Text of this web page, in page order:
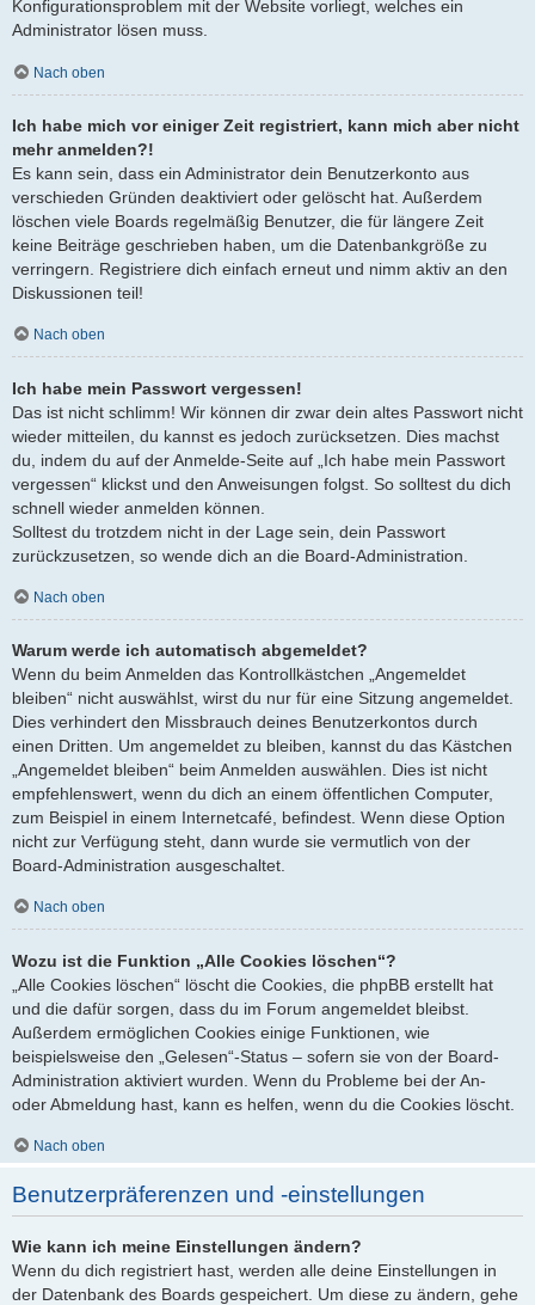
Konfigurationsproblem mit der Website vorliegt, welches ein
Administrator lösen muss.
Nach oben
Ich habe mich vor einiger Zeit registriert, kann mich aber nicht
mehr anmelden?!
Es kann sein, dass ein Administrator dein Benutzerkonto aus
verschieden Gründen deaktiviert oder gelöscht hat. Außerdem
löschen viele Boards regelmäßig Benutzer, die für längere Zeit
keine Beiträge geschrieben haben, um die Datenbankgröße zu
verringern. Registriere dich einfach erneut und nimm aktiv an den
Diskussionen teil!
Nach oben
Ich habe mein Passwort vergessen!
Das ist nicht schlimm! Wir können dir zwar dein altes Passwort nicht
wieder mitteilen, du kannst es jedoch zurücksetzen. Dies machst
du, indem du auf der Anmelde-Seite auf „Ich habe mein Passwort
vergessen“ klickst und den Anweisungen folgst. So solltest du dich
schnell wieder anmelden können.
Solltest du trotzdem nicht in der Lage sein, dein Passwort
zurückzusetzen, so wende dich an die Board-Administration.
Nach oben
Warum werde ich automatisch abgemeldet?
Wenn du beim Anmelden das Kontrollkästchen „Angemeldet
bleiben“ nicht auswählst, wirst du nur für eine Sitzung angemeldet.
Dies verhindert den Missbrauch deines Benutzerkontos durch
einen Dritten. Um angemeldet zu bleiben, kannst du das Kästchen
„Angemeldet bleiben“ beim Anmelden auswählen. Dies ist nicht
empfehlenswert, wenn du dich an einem öffentlichen Computer,
zum Beispiel in einem Internetcafé, befindest. Wenn diese Option
nicht zur Verfügung steht, dann wurde sie vermutlich von der
Board-Administration ausgeschaltet.
Nach oben
Wozu ist die Funktion „Alle Cookies löschen“?
„Alle Cookies löschen“ löscht die Cookies, die phpBB erstellt hat
und die dafür sorgen, dass du im Forum angemeldet bleibst.
Außerdem ermöglichen Cookies einige Funktionen, wie
beispielsweise den „Gelesen“-Status – sofern sie von der Board-
Administration aktiviert wurden. Wenn du Probleme bei der An-
oder Abmeldung hast, kann es helfen, wenn du die Cookies löscht.
Nach oben
Benutzerpräferenzen und -einstellungen
Wie kann ich meine Einstellungen ändern?
Wenn du dich registriert hast, werden alle deine Einstellungen in
der Datenbank des Boards gespeichert. Um diese zu ändern, gehe